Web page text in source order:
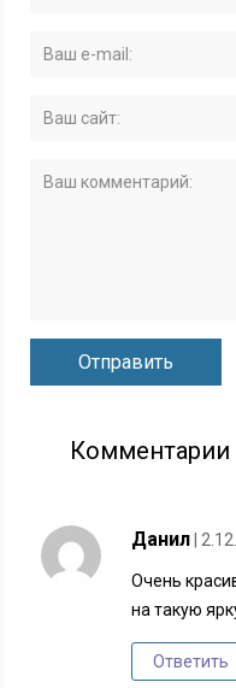
Комментарии
Данил |
Очень
на такую
Ответить